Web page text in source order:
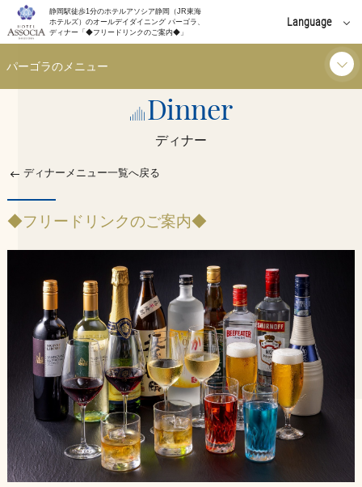
静岡駅徒歩1分のホテルアソシア静岡（JR東海
ホテルズ）のオールデイダイニング パーゴラ、
ディナー「◆フリードリンクのご案内◆」
Language
パーゴラのメニュー
ご利用シーン
お知らせ
イベント
個室
店舗情報
Dinner
ディナー
ディナーメニュー一覧へ戻る
◆フリードリンクのご案内◆